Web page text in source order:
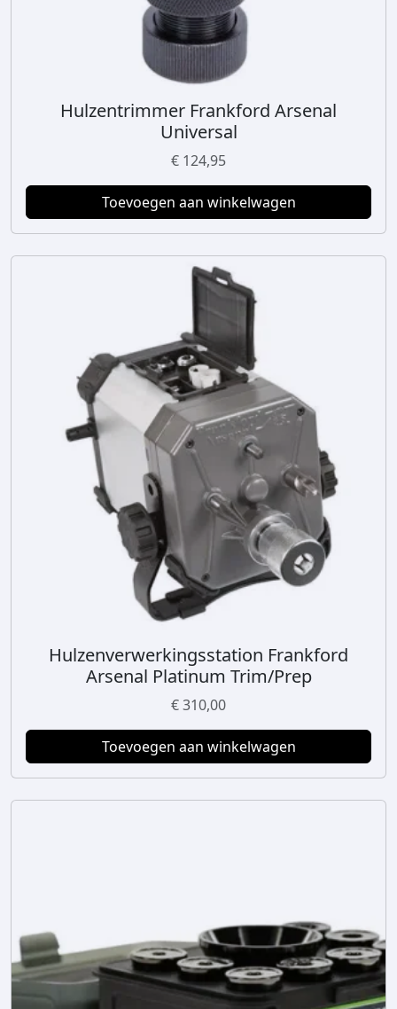
Hulzentrimmer Frankford Arsenal
Universal
€ 124,95
Toevoegen aan winkelwagen
Hulzenverwerkingsstation Frankford
Arsenal Platinum Trim/Prep
€310,00
Toevoegen aan winkelwagen